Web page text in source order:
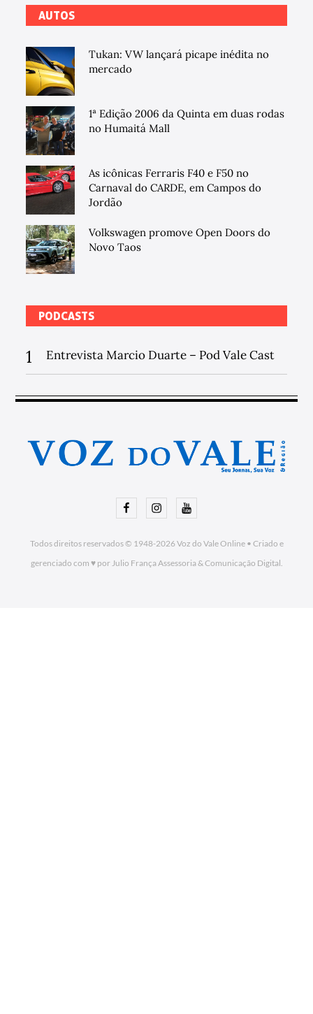
AUTOS
Tukan: VW lançará picape inédita no
mercado
1ª Edição 2006 da Quinta em duas rodas
no Humaitá Mall
As icônicas Ferraris F40 e F50 no
Carnaval do CARDE, em Campos do
Jordão
Volkswagen promove Open Doors do
Novo Taos
PODCASTS
1 Entrevista Marcio Duarte – Pod Vale Cast
FacebookInstagramYoutube
Todos direitos reservados © 1948-2026Voz do Vale Online• Criado e
gerenciado com ♥ por Julio França Assessoria& Comunicação Digital.